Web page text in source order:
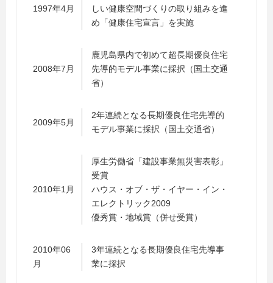
1997年4月
しい健康空間づくりの取り組みを進
め「健康住宅宣言」を実施
2008年7月
鹿児島県内で初めて超長期優良住宅
先導的モデル事業に採択（国土交通
省）
2009年5月
2年連続となる長期優良住宅先導的
モデル事業に採択（国土交通省）
2010年1月
厚生労働省「建設事業無災害表彰」
受賞
ハウス・オブ・ザ・イヤー・イン・
エレクトリック2009
優秀賞・地域賞（併せ受賞）
2010年06
月
3年連続となる長期優良住宅先導事
業に採択